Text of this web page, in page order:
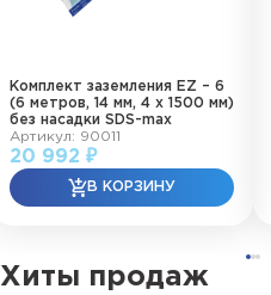
Комплект заземления EZ – 6
(6 метров, 14 мм, 4 х 1500 мм)
без насадки SDS-max
Артикул: 90011
20 992 ₽
Хиты продаж